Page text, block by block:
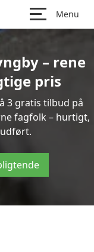
Menu
– rene
pris
3 gratis tilbud på
fagfolk – hurtigt,